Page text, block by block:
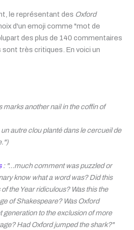
le représentant des Oxford
d'un emoji comme "mot de
des plus de 140 commentaires
très critiques. En voici un
marks another nail in the coffin of
autre clou planté dans le cercueil de
: "…much comment was puzzled or
know what a word was? Did this
the Year ridiculous? Was this the
of Shakespeare? Was Oxford
generation to the exclusion of more
Had Oxford jumped the shark?"